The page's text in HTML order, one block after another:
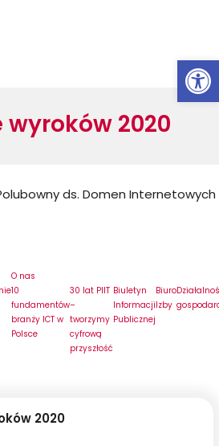
2020
ds. Domen Internetowych
O nas
10
fundamentów
branży ICT w
Polsce
30 lat PIIT
–
tworzymy
cyfrową
przyszłość
Biuletyn
Informacji
Publicznej
Biuro
Izby
2020